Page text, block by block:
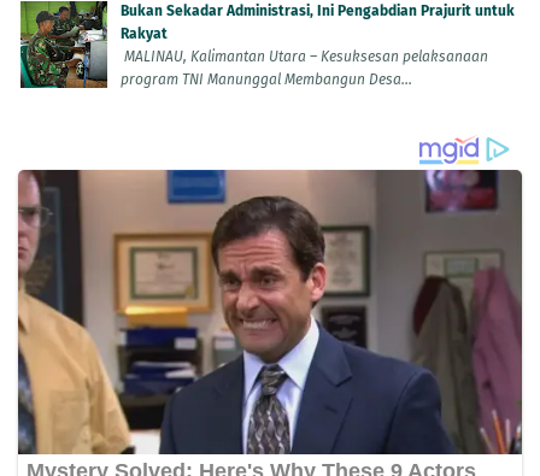
Bukan Sekadar Administrasi, Ini Pengabdian Prajurit untuk
Rakyat
MALINAU, Kalimantan Utara – Kesuksesan pelaksanaan
program TNI Manunggal Membangun Desa...